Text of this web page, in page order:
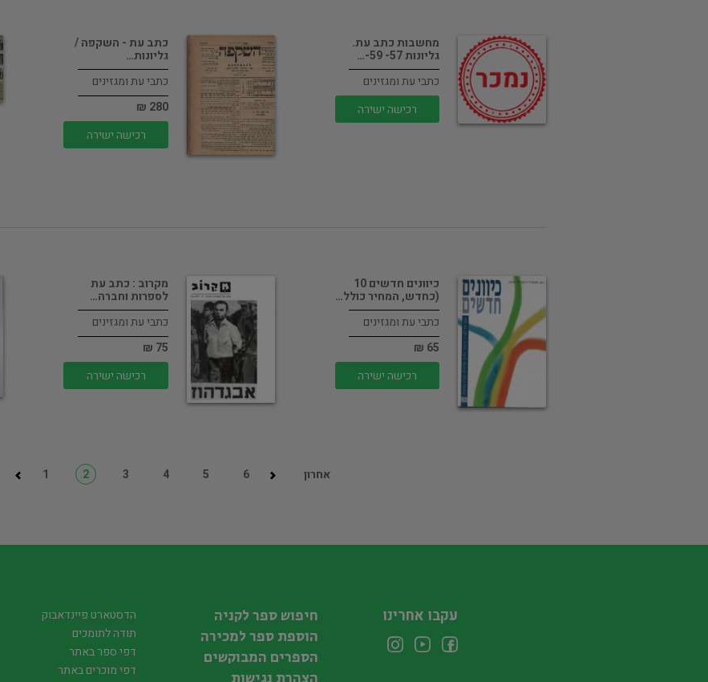
מחשבות כתב עת.
גליונות 57- 59-…
כתבי עת ומגזינים
רכישה ישירה
כתב עת - השקפה /
גליונות…
כתבי עת ומגזינים
280 ₪
רכישה ישירה
כיוונים חדשים 10
(כחדש, המחיר כולל…
כתבי עת ומגזינים
65 ₪
רכישה ישירה
מקרוב : כתב עת
לספרות וחברה…
כתבי עת ומגזינים
75 ₪
רכישה ישירה
1 2 3 4 5 6 אחרון
עקבו אחרינו
חיפוש ספר לקניה
הוספת ספר למכירה
הספרים המבוקשים
הדסטארט פיינדאבוק
תודה לתומכים
דפי ספר באתר
דפי מוכרים באתר